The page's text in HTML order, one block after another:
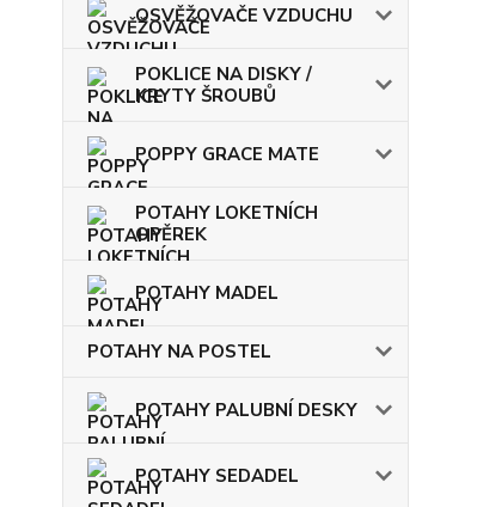
OSVĚŽOVAČE VZDUCHU
POKLICE NA DISKY /
KRYTY ŠROUBŮ
POPPY GRACE MATE
POTAHY LOKETNÍCH
OPĚREK
POTAHY MADEL
POTAHY NA POSTEL
POTAHY PALUBNÍ DESKY
POTAHY SEDADEL